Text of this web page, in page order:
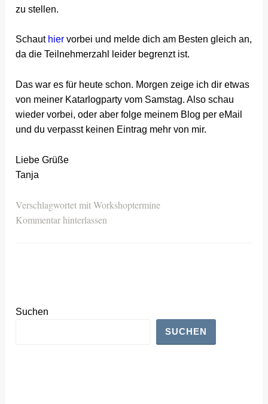
zu stellen.
Schaut hier vorbei und melde dich am Besten gleich an,
da die Teilnehmerzahl leider begrenzt ist.
Das war es für heute schon. Morgen zeige ich dir etwas
von meiner Katarlogparty vom Samstag. Also schau
wieder vorbei, oder aber folge meinem Blog per eMail
und du verpasst keinen Eintrag mehr von mir.
Liebe Grüße
Tanja
Verschlagwortet mitWorkshoptermine
Kommentar hinterlassen
Suchen
SUCHEN